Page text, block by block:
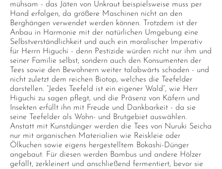
mühsam - das Jäten von Unkraut beispielsweise muss per
Hand erfolgen, da größere Maschinen nicht an den
Berghängen verwendet werden können. Trotzdem ist der
Anbau in Harmonie mit der natürlichen Umgebung eine
Selbstverständlichkeit und auch ein moralischer Imperativ
für Herrn Higuchi - denn Pestizide würden nicht nur ihm und
seiner Familie selbst, sondern auch den Konsumenten der
Tees sowie den Bewohnern weiter talabwärts schaden - und
nicht zuletzt dem reichen Biotop, welches die Teefelder
darstellen. “Jedes Teefeld ist ein eigener Wald”, wie Herr
Higuchi zu sagen pflegt, und die Präsenz von Käfern und
Insekten erfüllt ihn mit Freude und Dankbarkeit - da sie
seine Teefelder als Wohn- und Brutgebiet auswählen.
Anstatt mit Kunstdünger werden die Tees von Nuruki Seicha
nur mit organischen Materialien wie Reiskleie oder
Ölkuchen sowie eigens hergestelltem Bokashi-Dünger
angebaut. Für diesen werden Bambus und andere Hölzer
gefällt, zerkleinert und anschließend fermentiert, bevor sie